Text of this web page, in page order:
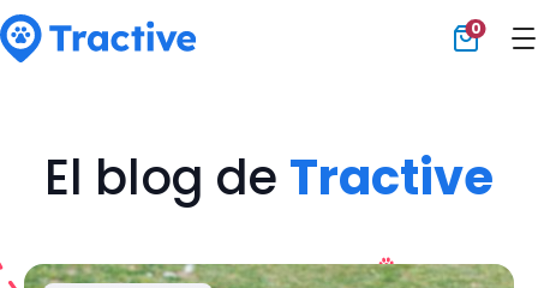
0
El blog de Tractive